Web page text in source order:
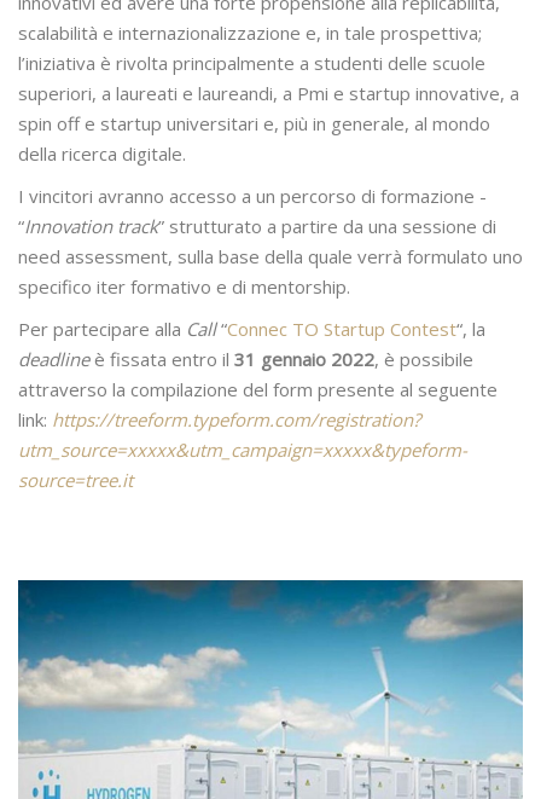
scalabilità e internazionalizzazione e, in tale prospettiva;
l’iniziativa è rivolta principalmente a studenti delle scuole
superiori, a laureati e laureandi, a Pmi e startup innovative, a
spin off e startup universitari e, più in generale, al mondo
della ricerca digitale.
I vincitori avranno accesso a un percorso di formazione -
“Innovation track” strutturato a partire da una sessione di
need assessment, sulla base della quale verrà formulato uno
specifico iter formativo e di mentorship.
Per partecipare alla Call“Connec TO Startup Contest“, la
deadline è fissata entro il 31 gennaio 2022, è possibile
attraverso la compilazione del form presente al seguente
link: https://treeform.typeform.com/registration?
utm_source=xxxxx&utm_campaign=xxxxx&typeform-
source=tree.it